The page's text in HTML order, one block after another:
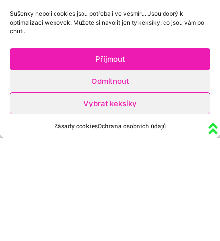
Sušenky neboli cookies jsou potřeba i ve vesmíru. Jsou dobrý k
optimalizaci webovek. Můžete si navolit jen ty keksíky, co jsou vám po
chuti.
Příjmout
Odmítnout
Vybrat keksíky
Zásady cookiesOchrana osobních údajů